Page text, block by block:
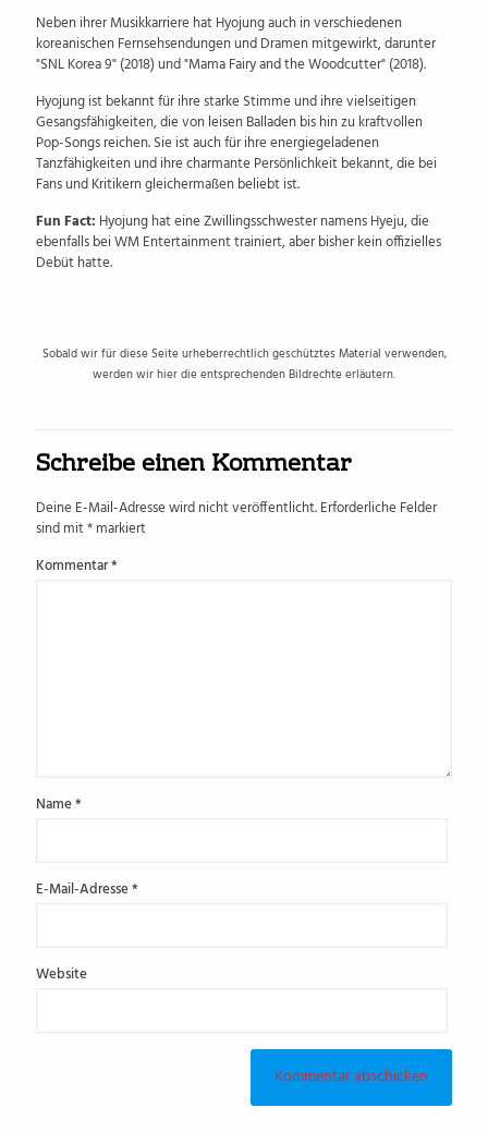
Neben ihrer Musikkarriere hat Hyojung auch in verschiedenen
koreanischen Fernsehsendungen und Dramen mitgewirkt, darunter
"SNL Korea 9" (2018) und "Mama Fairy and the Woodcutter" (2018).
Hyojung ist bekannt für ihre starke Stimme und ihre vielseitigen
Gesangsfähigkeiten, die von leisen Balladen bis hin zu kraftvollen
Pop-Songs reichen. Sie ist auch für ihre energiegeladenen
Tanzfähigkeiten und ihre charmante Persönlichkeit bekannt, die bei
Fans und Kritikern gleichermaßen beliebt ist.
Fun Fact: Hyojung hat eine Zwillingsschwester namens Hyeju, die
ebenfalls bei WM Entertainment trainiert, aber bisher kein offizielles
Debüt hatte.
Sobald wir für diese Seite urheberrechtlich geschütztes Material verwenden,
werden wir hier die entsprechenden Bildrechte erläutern.
Schreibe einen Kommentar
Deine E-Mail-Adresse wird nicht veröffentlicht.Erforderliche Felder
sind mit*markiert
Kommentar*
Name*
E-Mail-Adresse*
Website